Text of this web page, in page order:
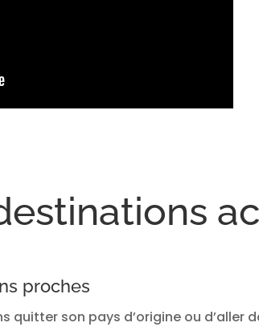
proches
quitter son pays d’origine ou d’aller